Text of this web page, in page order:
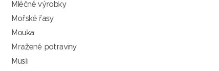
Mléčné výrobky
Mořské řasy
Mouka
Mražené potraviny
Müsli